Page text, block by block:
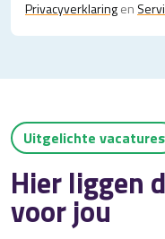
Privacy­verklaringen
Uitgelichte vacatures
Hier liggen
voor jou